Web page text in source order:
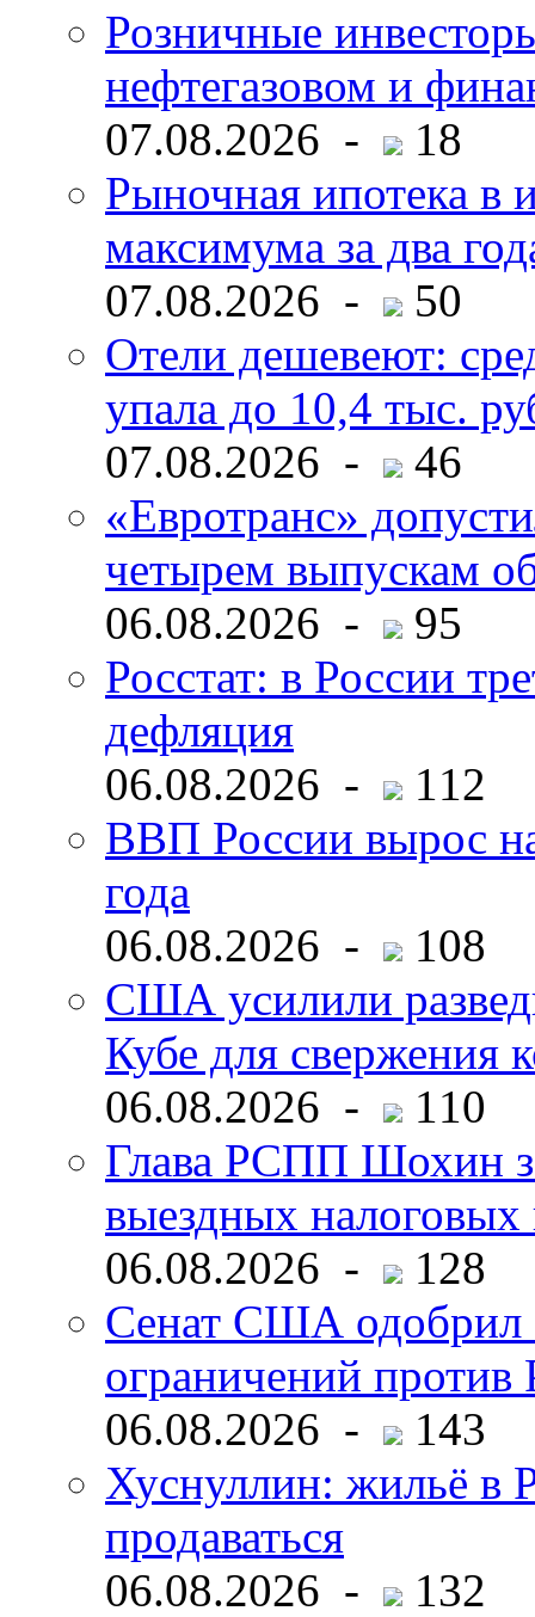
Розничные
нефтегазовом и
07.08.2026 -
18
Рыночная ипотека в
максимума за два
07.08.2026 -
50
Отели дешевеют:
упала до 10,4 тыс.
07.08.2026 -
46
«Евротранс»
четырем выпускам
06.08.2026 -
95
Росстат: в России
дефляция
06.08.2026 -
112
ВВП России вырос
года
06.08.2026 -
108
США усилили
Кубе для свержения
06.08.2026 -
110
Глава РСПП Шохин
выездных налоговых
06.08.2026 -
128
Сенат США одобрил
ограничений
06.08.2026 -
143
Хуснуллин: жильё в
продаваться
06.08.2026 -
132